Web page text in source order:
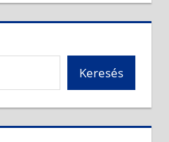
Keresés